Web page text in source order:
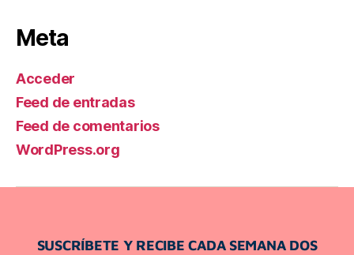
Meta
Acceder
Feed de entradas
Feed de comentarios
WordPress.org
SUSCRÍBETE Y RECIBE CADA SEMANA DOS